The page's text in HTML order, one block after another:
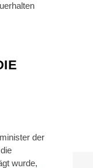
der
wurde,